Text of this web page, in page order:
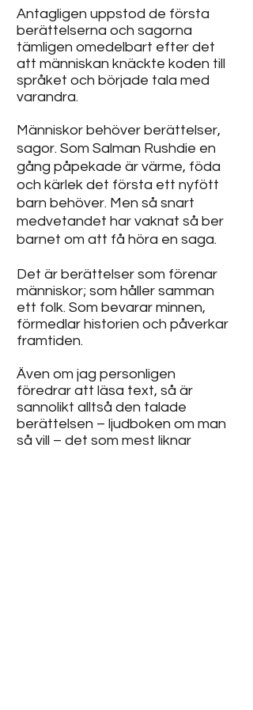
Antagligen uppstod de första
berättelserna och sagorna
tämligen omedelbart efter det
att människan knäckte koden till
språket och började tala med
varandra.
Människor behöver berättelser,
sagor. Som Salman Rushdie en
gång påpekade är värme, föda
och kärlek det första ett nyfött
barn behöver. Men så snart
medvetandet har vaknat så ber
barnet om att få höra en saga.
Det är berättelser som förenar
människor; som håller samman
ett folk. Som bevarar minnen,
förmedlar historien och påverkar
framtiden.
Även om jag personligen
föredrar att läsa text, så är
sannolikt alltså den talade
berättelsen – ljudboken om man
så vill – det som mest liknar